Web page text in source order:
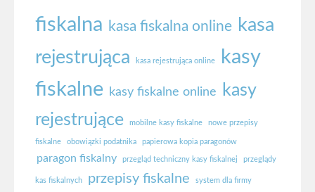
fiskalna kasa fiskalna online kasa
rejestrująca
kasa rejestrująca online
kasy
fiskalne kasy fiskalne online
kasy
rejestrujące
mobilne kasy fiskalne nowe przepisy
fiskalne obowiązki podatnika papierowa kopia paragonów
paragon fiskalny przegląd techniczny kasy fiskalnej przeglądy
kas fiskalnych przepisy fiskalne system dla firmy